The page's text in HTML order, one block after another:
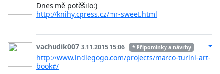
Dnes mě potěšilo:)
http://knihy.cpress.cz/mr-sweet.html
vachudik007 3.11.2015 15:06 * Připomínky a návrhy
http://www.indiegogo.com/projects/marco-turini-art-
book#/